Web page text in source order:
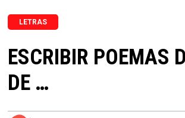
LETRAS
ESCRIBIR POEMAS
DE …